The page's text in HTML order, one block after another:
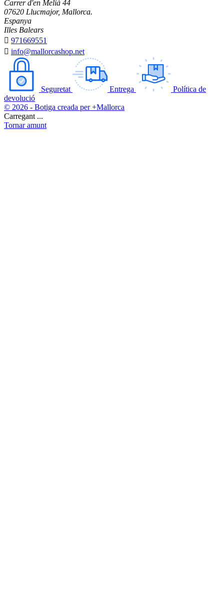
Carrer d'en Melià 44
07620 Llucmajor, Mallorca.
Espanya
Illes Balears
 971669551
 info@mallorcashop.net
Seguretat Entrega
Política de
devolució
© 2026 - Botiga creada per +Mallorca
Carregant ...
Tornar amunt